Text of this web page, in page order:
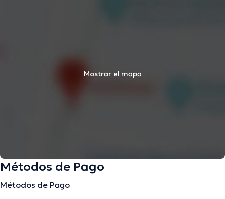
Mostrar el mapa
Métodos de Pago
Métodos de Pago